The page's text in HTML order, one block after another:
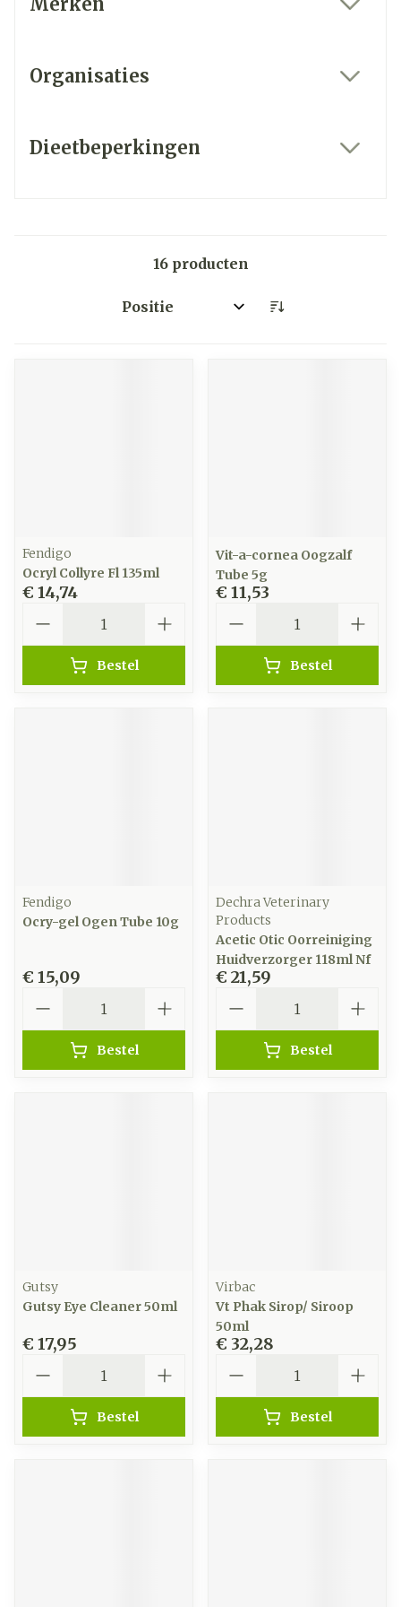
Organisaties
Dieetbeperkingen
16producten
Sorteer op:
Fendigo
Ocryl Collyre Fl 135ml
€ 14,74
Bestel
Vit-a-cornea Oogzalf
Tube 5g
€ 11,53
Bestel
Fendigo
Ocry-gel Ogen Tube 10g
€ 15,09
Bestel
Dechra Veterinary
Products
Acetic Otic Oorreiniging
Huidverzorger 118ml Nf
€ 21,59
Bestel
Gutsy
Gutsy Eye Cleaner 50ml
€ 17,95
Bestel
Virbac
Vt Phak Sirop/ Siroop
50ml
€ 32,28
Bestel